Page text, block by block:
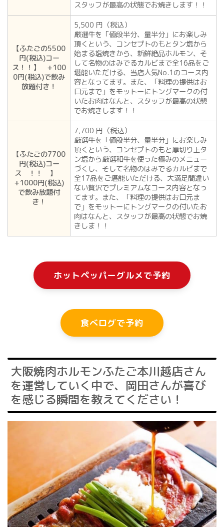
スタッフが最高の状態でお焼きします！！
【ふたごの5500
円(税込)コー
ス！！】 +100
0円(税込)で飲み
放題付き！
5,500 円（税込）
厳選牛を「値段半分、量半分」にお楽しみ
頂くという、コンセプトのもとタン塩から
始まる塩焼きから、新鮮絶品ホルモン、そ
して名物のはみでるカルビまで全16品をご
堪能いただける、当店人気No.1のコース内
容となってます。また、「料理の提供はお
口元まで」をモットーにトングマークの付
いたお肉はなんと、スタッフが最高の状態
でお焼きします！！
【ふたごの7700
円(税込)コー
ス ！！ 】
+1000円(税込)
で飲み放題付
き！
7,700 円（税込）
厳選牛を「値段半分、量半分」にお楽しみ
頂くという、コンセプトのもと厚切り上タ
ン塩から厳選和牛を使った極みのメニュー
づくし、そして名物のはみでるカルビまで
全17品をご堪能いただける、大満足間違い
ない贅沢でプレミアムなコース内容となっ
てます。また、「料理の提供はお口元ま
で」をモットーにトングマークの付いたお
肉はなんと、スタッフが最高の状態でお焼
きしま！！
ホットペッパーグルメで予約
食べログで予約
大阪焼肉ホルモンふたご本川越店さん
を運営していく中で、岡田さんが喜び
を感じる瞬間を教えてください！